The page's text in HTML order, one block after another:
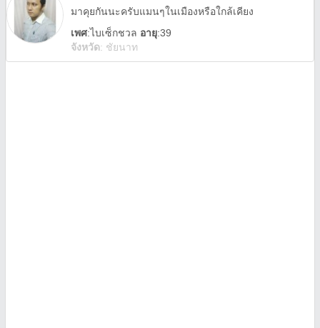
มาคุยกันนะครับแมนๆในเมืองหรือใกล้เคียง
เพศ:ไบเซ็กชวล อายุ:39
จังหวัด: ชัยนาท